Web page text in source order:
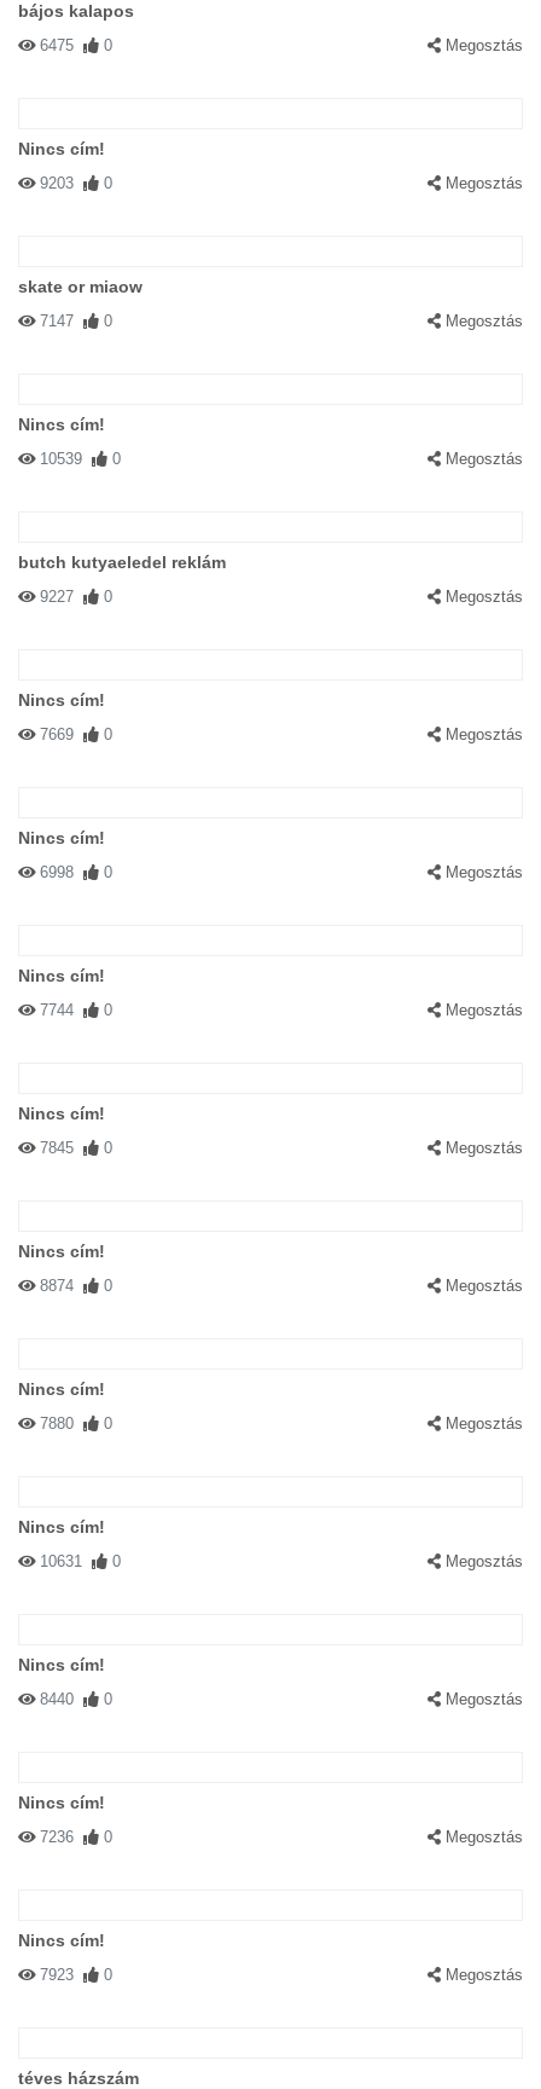
bájos kalapos
6475 0 Megosztás
Nincs cím!
9203 0 Megosztás
skate or miaow
7147 0 Megosztás
Nincs cím!
10539 0 Megosztás
butch kutyaeledel reklám
9227 0 Megosztás
Nincs cím!
7669 0 Megosztás
Nincs cím!
6998 0 Megosztás
Nincs cím!
7744 0 Megosztás
Nincs cím!
7845 0 Megosztás
Nincs cím!
8874 0 Megosztás
Nincs cím!
7880 0 Megosztás
Nincs cím!
10631 0 Megosztás
Nincs cím!
8440 0 Megosztás
Nincs cím!
7236 0 Megosztás
Nincs cím!
7923 0 Megosztás
téves házszám